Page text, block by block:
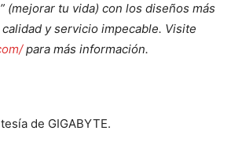
(mejorar tu vida) con los diseños más
y servicio impecable. Visite
para más información.
de GIGABYTE.